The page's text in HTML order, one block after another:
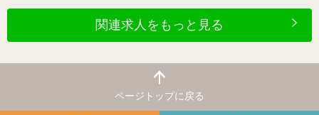
関連求人をもっと見る
ページトップに戻る